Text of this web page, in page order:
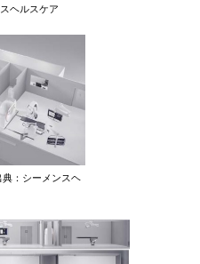
ヘルスケア
：シーメンスヘ